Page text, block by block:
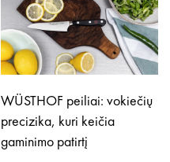
WÜSTHOF peiliai: vokiečių
precizika, kuri keičia
gaminimo patirtį